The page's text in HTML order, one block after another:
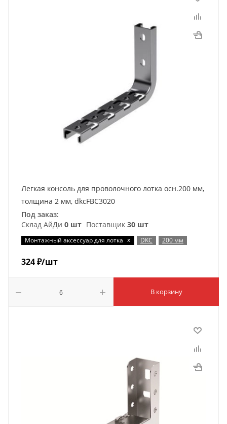
Легкая консоль для проволочного лотка осн.200 мм,
толщина 2 мм, dkcFBC3020
Под заказ:
Склад АйДи 0 шт Поставщик 30 шт
Монтажный аксессуар для лотка x DKC 200 мм
324₽/шт
В корзину